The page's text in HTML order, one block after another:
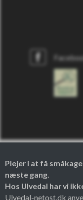
Plejer i at få
næste gang.
Hos Ulvedal har vi
Ulvedal-netost.dk